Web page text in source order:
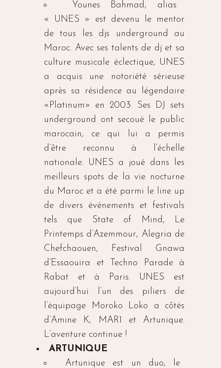
Younes Bahmad, alias
« UNES » est devenu le mentor
de tous les djs underground au
Maroc. Avec ses talents de dj et sa
culture musicale éclectique, UNES
a acquis une notoriété sérieuse
après sa résidence au légendaire
«Platinum» en 2003. Ses DJ sets
underground ont secoué le public
marocain, ce qui lui a permis
d’être reconnu à l’échelle
nationale. UNES a joué dans les
meilleurs spots de la vie nocturne
du Maroc et a été parmi le line up
de divers événements et festivals
tels que State of Mind, Le
Printemps d’Azemmour, Alegria de
Chefchaouen, Festival Gnawa
d’Essaouira et Techno Parade à
Rabat et à Paris. UNES est
aujourd’hui l’un des piliers de
l’équipage Moroko Loko a côtés
d’Amine K, MAR1 et Artunique.
L’aventure continue !
ARTUNIQUE
Artunique est un duo, le